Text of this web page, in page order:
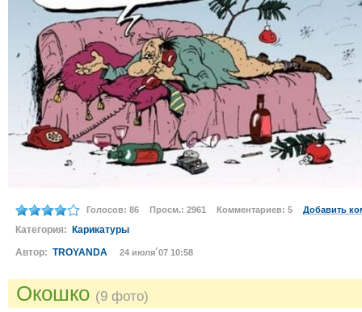
Голосов: 86 Просм.: 2961 Комментариев: 5 Добавить
Категория:
Карикатуры
Автор: TROYANDA 24 июля´07 10:58
Окошко (9 фото)